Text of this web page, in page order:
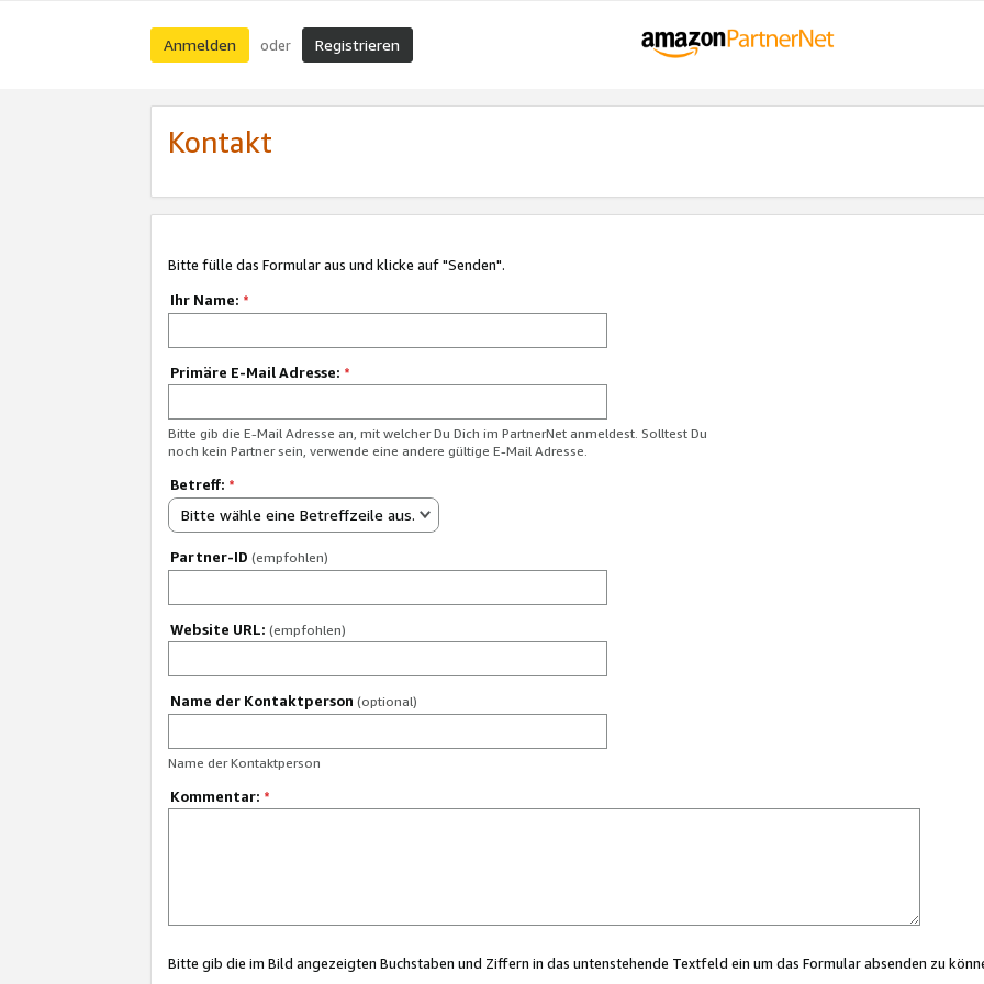
Anmelden oder Registrieren
Kontakt
Bitte fülle das Formular aus und klicke auf "Senden".
Ihr Name: *
Primäre E-Mail Adresse: *
Bitte gib die E-Mail Adresse an, mit welcher Du Dich im PartnerNet anmeldest. Solltest Du
noch kein Partner sein, verwende eine andere gültige E-Mail Adresse.
Betreff: *
Bitte wähle eine Betreffzeile aus.
Partner-ID (empfohlen)
Website URL: (empfohlen)
Name der Kontaktperson (optional)
Name der Kontaktperson
Kommentar: *
Bitte gib die im Bild angezeigten Buchstaben und Ziffern in das untenstehende Textfeld ein um das Formular absenden zu